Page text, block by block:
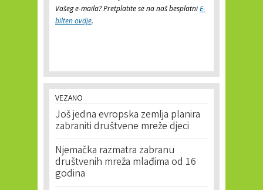
Vašeg e-maila? Pretplatite se na naš besplatniE-
bilten ovdje.
VEZANO
Još jedna evropska zemlja planira
zabraniti društvene mreže djeci
Njemačka razmatra zabranu
društvenih mreža mlađima od 16
godina